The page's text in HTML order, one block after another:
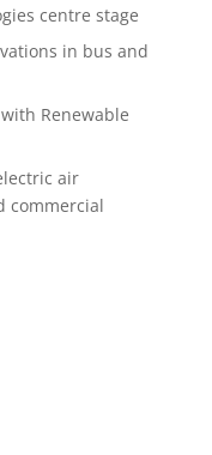
centre stage
in bus and
Renewable
air
commercial